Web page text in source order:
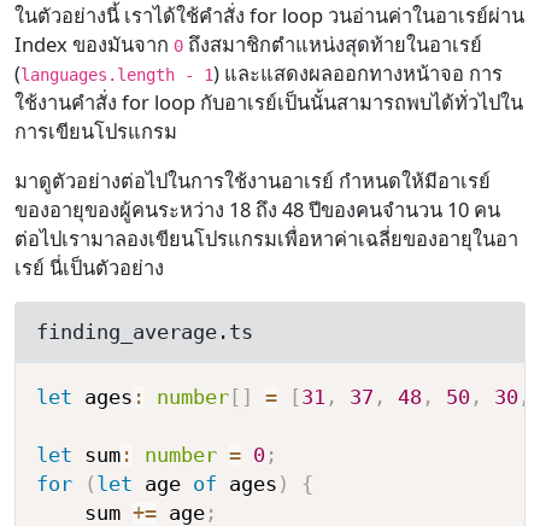
ในตัวอย่างนี้ เราได้ใช้คำสั่ง for loop วนอ่านค่าในอาเรย์ผ่าน
Index ของมันจาก 0 ถึงสมาชิกตำแหน่งสุดท้ายในอาเรย์
(languages.length - 1) และแสดงผลออกทางหน้าจอ การ
ใช้งานคำสั่ง for loop กับอาเรย์เป็นนั้นสามารถพบได้ทั่วไปใน
การเขียนโปรแกรม
มาดูตัวอย่างต่อไปในการใช้งานอาเรย์ กำหนดให้มีอาเรย์
ของอายุของผู้คนระหว่าง 18 ถึง 48 ปีของคนจำนวน 10 คน
ต่อไปเรามาลองเขียนโปรแกรมเพื่อหาค่าเฉลี่ยของอายุในอา
เรย์ นี่เป็นตัวอย่าง
finding_average.ts
let ages : number[ ] = [31 , 37 , 48, 50, 30,
let sum: number = 0;
for
( let age of ages )
{
    sum
+= age;